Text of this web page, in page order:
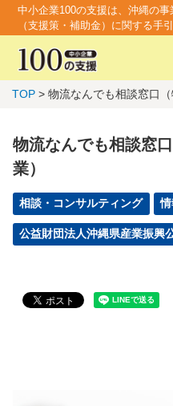
中小企業100の支援は、沖縄の
（支援策・補助金）に関する手
TOP > 物流なんでも相談窓口（
物流なんでも相談窓
業）
相談・コンサルティング
公益財団法人沖縄県産業振興